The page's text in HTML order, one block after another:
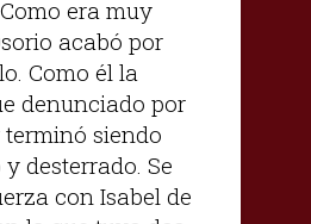
era muy
acabó por
Como él la
denunciado por
siendo
desterrado. Se
con Isabel de